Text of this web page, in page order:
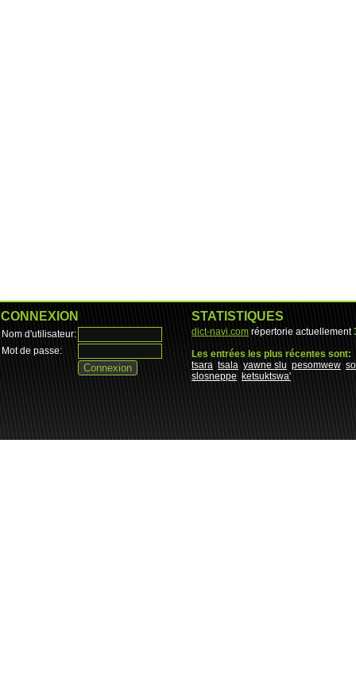
CONNEXION
Nom d'utilisateur:
Mot de passe:
STATISTIQUES
dict-navi.com répertorie actuellement
Les entrées les plus récentes sont:
tsara tsala yawne slu pesomwew
slosneppe
ketsuktswa'